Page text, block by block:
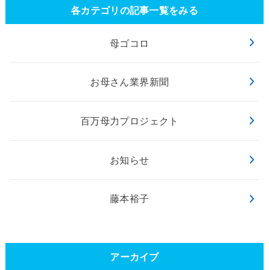
各カテゴリの記事一覧をみる
母ゴコロ
お母さん業界新聞
百万母力プロジェクト
お知らせ
藤本裕子
アーカイブ